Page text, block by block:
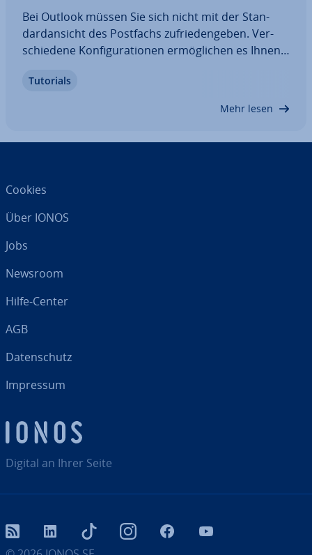
Bei Outlook müssen Sie sich nicht mit der Stan­
dardan­sicht des Postfachs zu­frie­den­ge­ben. Ver­
schie­de­ne Kon­fi­gu­ra­tio­nen er­mög­li­chen es Ihnen,
Dazu zählen die E-Mail-Ansicht oder auch die Dar­
Tutorials
Mehr lesen
Digital an Ihrer Seite
Cookies
Über IONOS
Jobs
Newsroom
Hilfe-Center
AGB
Da­ten­schutz
Impressum
RSS LinkedIn tiktok InstagramFacebook